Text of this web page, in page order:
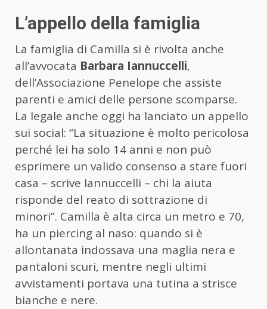
L’appello della famiglia
La famiglia di Camilla si è rivolta anche
all’avvocata Barbara Iannuccelli,
dell’Associazione Penelope che assiste
parenti e amici delle persone scomparse.
La legale anche oggi ha lanciato un appello
sui social: “La situazione è molto pericolosa
perché lei ha solo 14 anni e non può
esprimere un valido consenso a stare fuori
casa – scrive Iannuccelli – chi la aiuta
risponde del reato di sottrazione di
minori”. Camilla è alta circa un metro e 70,
ha un piercing al naso: quando si è
allontanata indossava una maglia nera e
pantaloni scuri, mentre negli ultimi
avvistamenti portava una tutina a strisce
bianche e nere.